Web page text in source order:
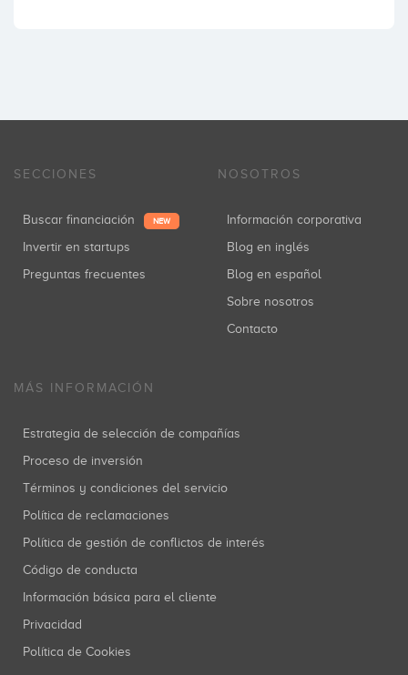
SECCIONES
Buscar financiación NEW
Invertir en startups
Preguntas frecuentes
NOSOTROS
Información corporativa
Blog en inglés
Blog en español
Sobre nosotros
Contacto
MÁS INFORMACIÓN
Estrategia de selección de compañías
Proceso de inversión
Términos y condiciones del servicio
Política de reclamaciones
Política de gestión de conflictos de interés
Código de conducta
Información básica para el cliente
Privacidad
Política de Cookies